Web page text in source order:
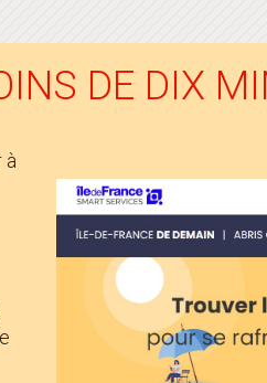
DE DIX
à